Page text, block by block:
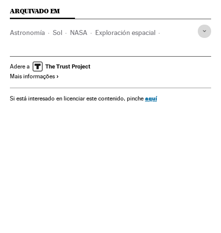
ARQUIVADO EM
Astronomía Sol NASA Exploración espacial
Investigación científica Astronáutica
Adere a
Mais informações
Si está interesado en licenciar este contenido, pinche aquí